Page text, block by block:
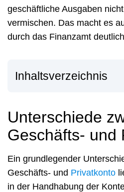
geschäftliche Ausgaben
vermischen. Das macht es
durch das Finanzamt
Inhaltsverzeichnis
Unterschiede
Geschäfts- und
Ein grundlegender
Geschäfts- und Privatkonto
in der Handhabung der